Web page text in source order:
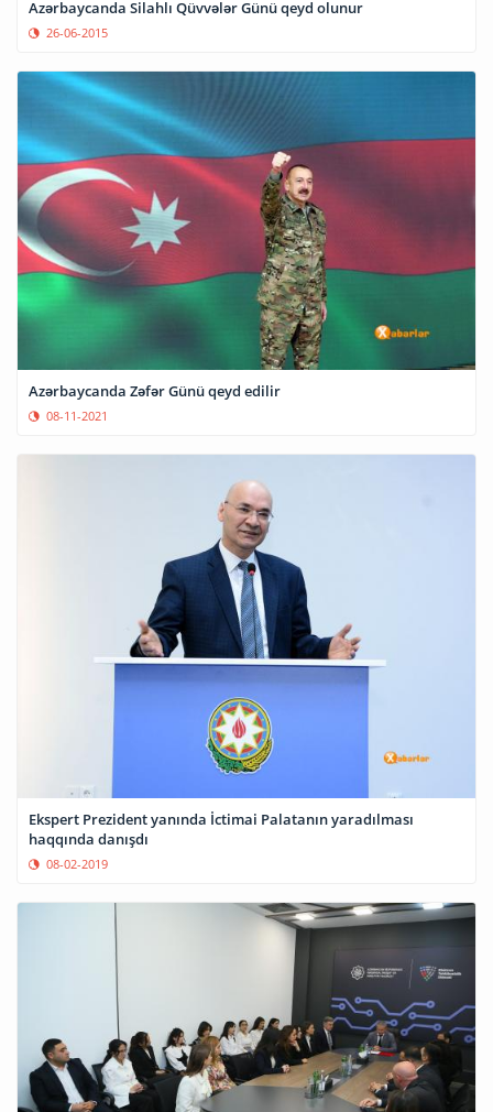
Azərbaycanda Silahlı Qüvvələr Günü qeyd olunur
26-06-2015
Azərbaycanda Zəfər Günü qeyd edilir
08-11-2021
Ekspert Prezident yanında İctimai Palatanın yaradılması
haqqında danışdı
08-02-2019